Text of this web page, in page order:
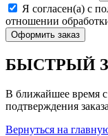
Я согласен(а) с
отношении
Оформить заказ
БЫСТРЫЙ
В ближайшее время
подтверждения
Вернуться на